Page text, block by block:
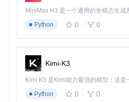
CC = g++
CFLAGS = -std=c++11 -O3
all: whisper
$(CC)
$(CFLAGS) -o whisper
Python
0 0
Kimi-K3
Python
0 0